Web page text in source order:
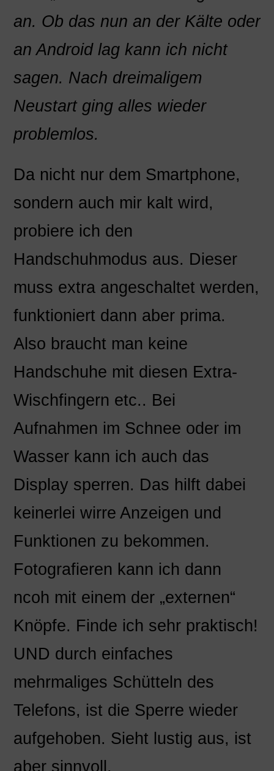
an. Ob das nun an der Kälte oder
an Android lag kann ich nicht
sagen. Nach dreimaligem
Neustart ging alles wieder
problemlos.
Da nicht nur dem Smartphone,
sondern auch mir kalt wird,
probiere ich den
Handschuhmodus aus. Dieser
muss extra angeschaltet werden,
funktioniert dann aber prima.
Also braucht man keine
Handschuhe mit diesen Extra-
Wischfingern etc.. Bei
Aufnahmen im Schnee oder im
Wasser kann ich auch das
Display sperren. Das hilft dabei
keinerlei wirre Anzeigen und
Funktionen zu bekommen.
Fotografieren kann ich dann
ncoh mit einem der „externen“
Knöpfe. Finde ich sehr praktisch!
UND durch einfaches
mehrmaliges Schütteln des
Telefons, ist die Sperre wieder
aufgehoben. Sieht lustig aus, ist
aber sinnvoll.